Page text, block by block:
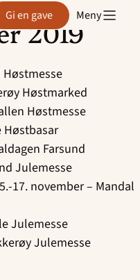
Gi en gave Meny
2019
Høstmesse
Høstmarked
Høstmesse
Høstbasar
Farsund
Julemesse
17. november – Mandal
Julemesse
Julemesse